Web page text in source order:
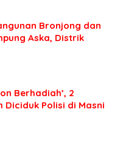
Bronjong dan
Aska, Distrik
Berhadiah’, 2
Diciduk Polisi di Masni